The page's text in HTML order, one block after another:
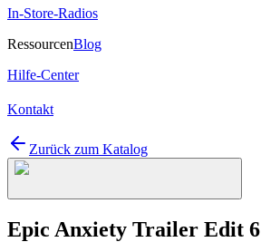
In-Store-Radios
RessourcenBlog
Hilfe-Center
Kontakt
Zurück zum Katalog
Epic Anxiety Trailer Edit 6